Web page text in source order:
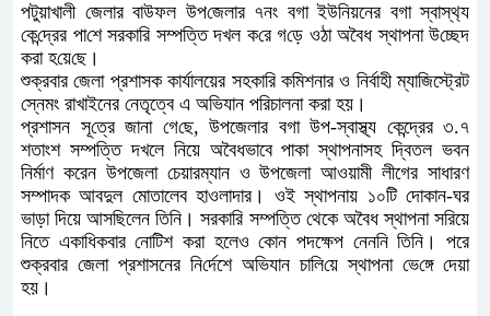
পটুয়াখালী জেলার বাউফল উপ‌জেলার ৭নং বগা ইউনিয়নের বগা স্বাস্থ‌্য
কে‌ন্দ্রের পা‌শে সরকারি সম্পত্তি দখল ক‌রে গ‌ড়ে ওঠা অবৈধ স্থাপনা উ‌চ্ছেদ
করা হ‌য়ে‌ছে।
শুক্রবার জেলা প্রশাসক কার্যালয়ের সহকারি কমিশনার ও নির্বাহী ম্যাজিস্ট্রেট
স্নেমং রাখাইনের নেতৃত্বে এ অভিযান প‌রিচালনা করা হয়।
প্রশাসন সূ‌ত্রে জানা গে‌ছে, উপজেলার বগা উপ-স্বাস্থ্য কেন্দ্রের ৩.৭
শতাংশ সম্পত্তি দখলে নিয়ে অবৈধভাবে পাকা স্থাপনাসহ দ্বিতল ভবন
নির্মাণ করেন উপজেলা চেয়ারম্যান ও উপজেলা আওয়ামী লীগের সাধারণ
সম্পাদক আবদুল মোতালেব হাওলাদার। ওই স্থাপনায় ১০টি দোকান-ঘর
ভাড়া দিয়ে আসছিলেন তিনি। সরকারি সম্পত্তি থেকে অবৈধ স্থাপনা সরিয়ে
নিতে একাধিকবার নোটিশ করা হলেও কোন পদক্ষেপ নেননি তিনি। পরে
শুক্রবার জেলা প্রশাসনের নি‌র্দেশে অভিযান চালি‌য়ে স্থাপনা ভে‌ঙ্গে দেয়া
হয়।